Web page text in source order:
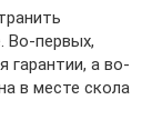
Во-первых,
гарантии, а во-
в месте скола